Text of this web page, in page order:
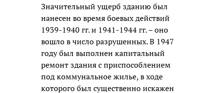
Значительный ущерб зданию был
нанесен во время боевых действий
1939-1940 гг. и 1941-1944 гг. – оно
вошло в число разрушенных. В 1947
году был выполнен капитальный
ремонт здания с приспособлением
под коммунальное жилье, в ходе
которого был существенно искажен